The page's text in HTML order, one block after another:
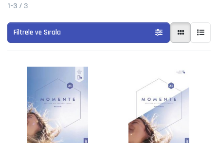
1-3 / 3
Filtrele ve Sırala